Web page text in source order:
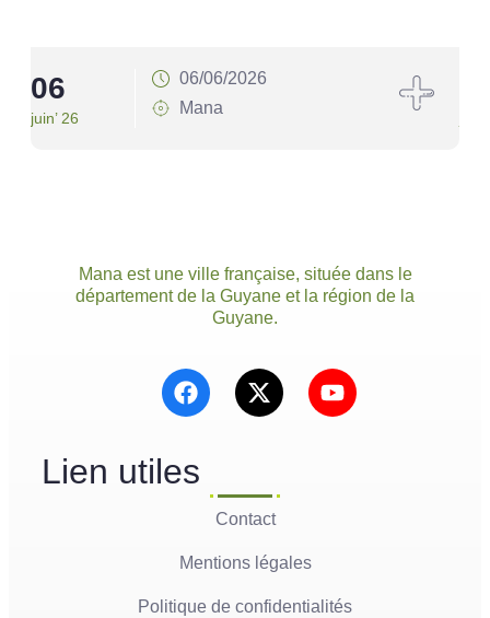
06
juin’ 26
06/06/2026
Mana
Mana est une ville française, située dans le
département de la Guyane et la région de la
Guyane.
Lien utiles
Contact
Mentions légales
Politique de confidentialités